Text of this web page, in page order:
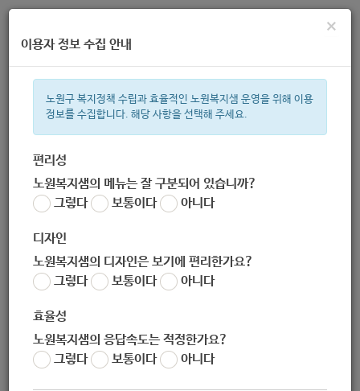
주간 인기검색어
한눈으로 보는 복지 정보
×
이용자 정보 수집 안내
노원구 복지정책 수립과 효율적인 노원복지샘 운영을 위해 이용
정보를 수집합니다. 해당 사항을 선택해 주세요.
편리성
노원복지샘의 메뉴는 잘 구분되어 있습니까?
그렇다
보통이다 아니다
디자인
노원복지샘의 디자인은 보기에 편리한가요?
그렇다
보통이다 아니다
효율성
노원복지샘의 응답속도는 적정한가요?
그렇다
보통이다 아니다
노원교육플랫폼
02-2116-4437~9